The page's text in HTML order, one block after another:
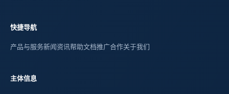
快捷导航
产品与服务新闻资讯帮助文档推广合作关于我们
主体信息